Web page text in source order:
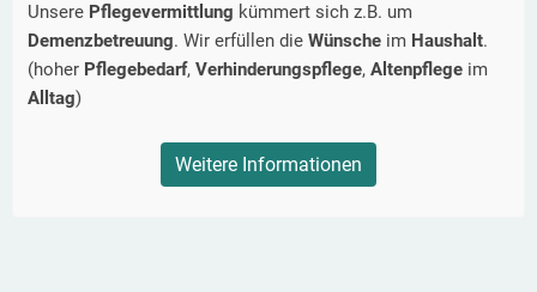
Unsere Pflegevermittlung kümmert sich z.B. um
Demenzbetreuung. Wir erfüllen die Wünsche im Haushalt.
(hoher Pflegebedarf, Verhinderungspflege, Altenpflege im
Alltag)
Weitere Informationen